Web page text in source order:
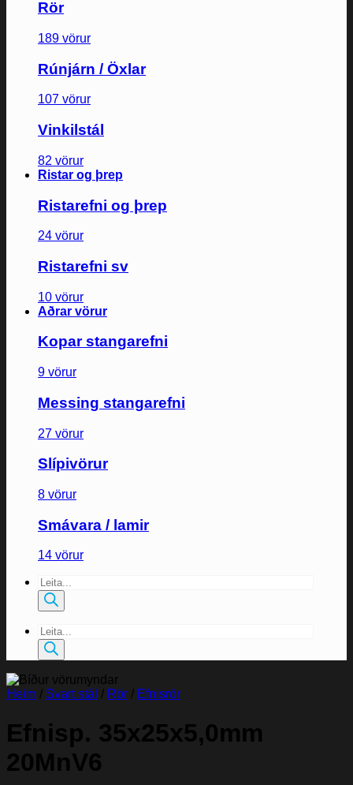
Rör
189 vörur
Rúnjárn / Öxlar
107 vörur
Vinkilstál
82 vörur
Ristar og þrep
Ristarefni og þrep
24 vörur
Ristarefni sv
10 vörur
Aðrar vörur
Kopar stangarefni
9 vörur
Messing stangarefni
27 vörur
Slípivörur
8 vörur
Smávara / lamir
14 vörur
Products
search
Products
search
Heim / Svart stál / Rör / Efnisrör
Efnisp. 35x25x5,0mm
20MnV6